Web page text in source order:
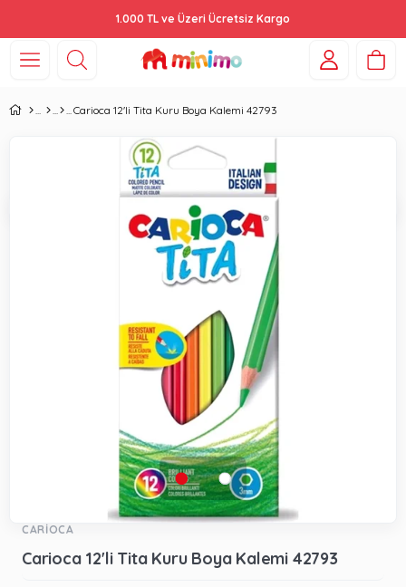
1.000 TL ve Üzeri Ücretsiz Kargo
Carioca 12'li Tita Kuru Boya Kalemi 42793
CARİOCA
Carioca 12'li Tita Kuru Boya Kalemi 42793